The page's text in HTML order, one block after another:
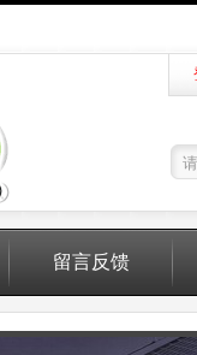
留言反馈